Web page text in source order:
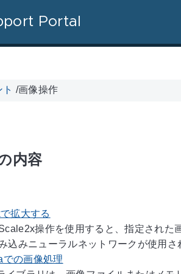
Portal
/画像操作
内容
拡大する
操作を使用すると、指定された
込みニューラルネットワークが使用
の画像処理